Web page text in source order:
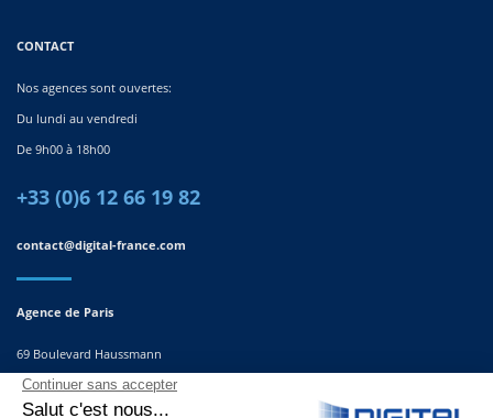
CONTACT
Nos agences sont ouvertes:
Du lundi au vendredi
De 9h00 à 18h00
+33 (0)6 12 66 19 82
contact@digital-france.com
Agence de Paris
69 Boulevard Haussmann
75008, Paris
France